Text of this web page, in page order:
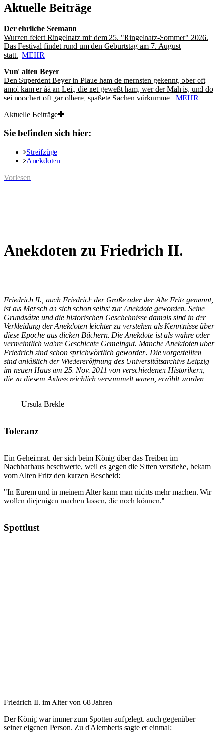
Aktuelle Beiträge
Der ehrliche Seemann
Wurzen feiert Ringelnatz mit dem 25. "Ringelnatz-Sommer" 2026.
Das Festival findet rund um den Geburtstag am 7. August
statt. MEHR
Vun' alten Beyer
Den Superdent Beyer in Plaue ham de mernsten gekennt, ober oft
amol kam er ȧȧ an Leit, die net geweßt ham, wer der Mah is, und do
sei noochert oft gar olbere, spaßete Sachen vürkumme. MEHR
Aktuelle Beiträge
Sie befinden sich hier:
Streifzüge
Anekdoten
Vorlesen
Anekdoten zu Friedrich II.
Friedrich II., auch Friedrich der Große oder der Alte Fritz genannt,
ist als Mensch an sich schon selbst zur Anekdote geworden. Seine
Grundsätze und die historischen Geschehnisse damals sind in der
Verkleidung der Anekdoten leichter zu verstehen als Kenntnisse über
diese Epoche aus dicken Büchern. Die Anekdote ist als wahre oder
vermeintlich wahre Geschichte Gemeingut. Manche Anekdoten über
Friedrich sind schon sprichwörtlich geworden. Die vorgestellten
sind anläßlich der Wiedereröffnung des Universitätsarchivs Leipzig
im neuen Haus am 25. Nov. 2011 von verschiedenen Historikern,
die zu diesem Anlass reichlich versammelt waren, erzählt worden.
Ursula Brekle
Toleranz
Ein Geheimrat, der sich beim König über das Treiben im
Nachbarhaus beschwerte, weil es gegen die Sitten verstieße, bekam
vom Alten Fritz den kurzen Bescheid:
"In Eurem und in meinem Alter kann man nichts mehr machen. Wir
wollen diejenigen machen lassen, die noch können."
Spottlust
Friedrich II. im Alter von 68 Jahren
Der König war immer zum Spotten aufgelegt, auch gegenüber
seiner eigenen Person. Zu d'Alemberts sagte er einmal: